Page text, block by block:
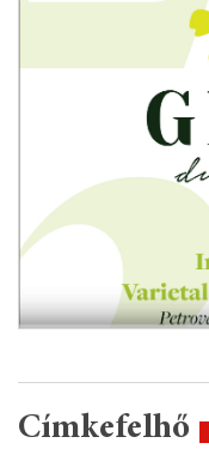
Címkefelhő